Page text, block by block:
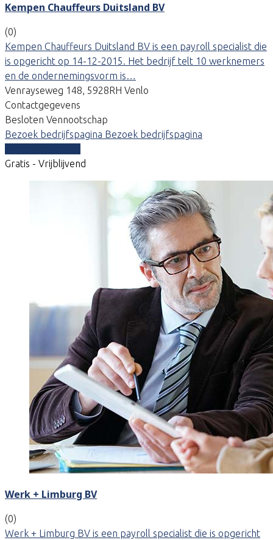
Kempen Chauffeurs Duitsland BV
(0)
Kempen Chauffeurs Duitsland BV is een payroll specialist die
is opgericht op 14-12-2015. Het bedrijf telt 10 werknemers
en de ondernemingsvorm is…
Venrayseweg 148, 5928RH Venlo
Contactgegevens
Besloten Vennootschap
Bezoek bedrijfspagina Bezoek bedrijfspagina
Gratis - Vrijblijvend
Werk + Limburg BV
(0)
Werk + Limburg BV is een payroll specialist die is opgericht